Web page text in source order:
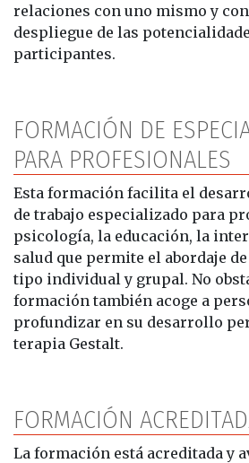
relaciones con uno mismo y
despliegue de las
participantes.
FORMACIÓN DE
PARA PROFESIONALES
Esta formación facilita el
de trabajo especializado para
psicología, la educación, la
salud que permite el abordaje
tipo individual y grupal. No
formación también acoge a
profundizar en su desarrollo
terapia Gestalt.
FORMACIÓN
La formación está acreditada y